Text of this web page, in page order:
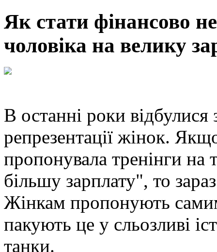
Як стати фінансово
чоловіка на велику
В останні роки відбулися
репрезентації жінок.
пропонувала тренінги
більшу зарплату", то
Жінкам пропонують
пакують це у сльозливі
танки.